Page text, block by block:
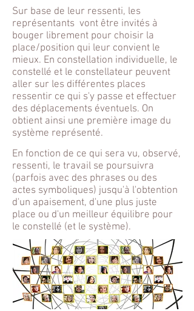
Sur base de leur ressenti, les
représentants vont être invités à
bouger librement pour choisir la
place/position qui leur convient le
mieux. En constellation individuelle, le
constellé et le constellateur peuvent
aller sur les différentes places
ressentir ce qui s'y passe et effectuer
des déplacements éventuels. On
obtient ainsi une première image du
système représenté.
En fonction de ce qui sera vu, observé,
ressenti, le travail se poursuivra
(parfois avec des phrases ou des
actes symboliques) jusqu'à l'obtention
d'un apaisement, d'une plus juste
place ou d'un meilleur équilibre pour
le constellé (et le système).